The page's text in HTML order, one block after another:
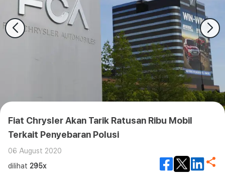
Fiat Chrysler Akan Tarik Ratusan Ribu Mobil
Terkait Penyebaran Polusi
06 August 2020
dilihat 295x